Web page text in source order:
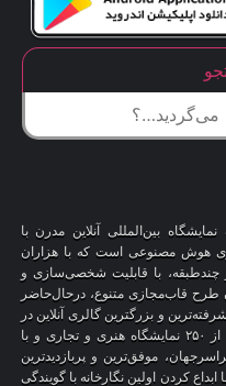
بین‌المللی آنلاین مدرن با
هوش مصنوعی است که با هزاران
با قابلیت شخصی‌سازی و
طرح قاب‌مجازی متنوع، درحال‌حاضر
و بزرگترین گالری آنلاین در
کل جهان می‌باشد، که باتجربهٔ برگزاری بیش از ۲۵۰ نمایشگاه هنری و تجاری و با
موفق‌ترین و پربازدیدترین
کردن اولین نگارخانه با گویندگی